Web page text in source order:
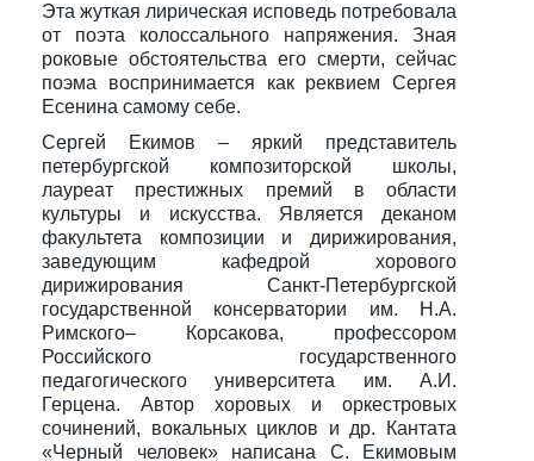
Эта жуткая лирическая исповедь потребовала
от поэта колоссального напряжения. Зная
роковые обстоятельства его смерти, сейчас
поэма воспринимается как реквием Сергея
Есенина самому себе.
Сергей Екимов – яркий представитель
петербургской композиторской школы,
лауреат престижных премий в области
культуры и искусства. Является деканом
факультета композиции и дирижирования,
заведующим кафедрой хорового
дирижирования Санкт-Петербургской
государственной консерватории им. Н.А.
Римского– Корсакова, профессором
Российского государственного
педагогического университета им. А.И.
Герцена. Автор хоровых и оркестровых
сочинений, вокальных циклов и др. Кантата
«Черный человек» написана С. Екимовым